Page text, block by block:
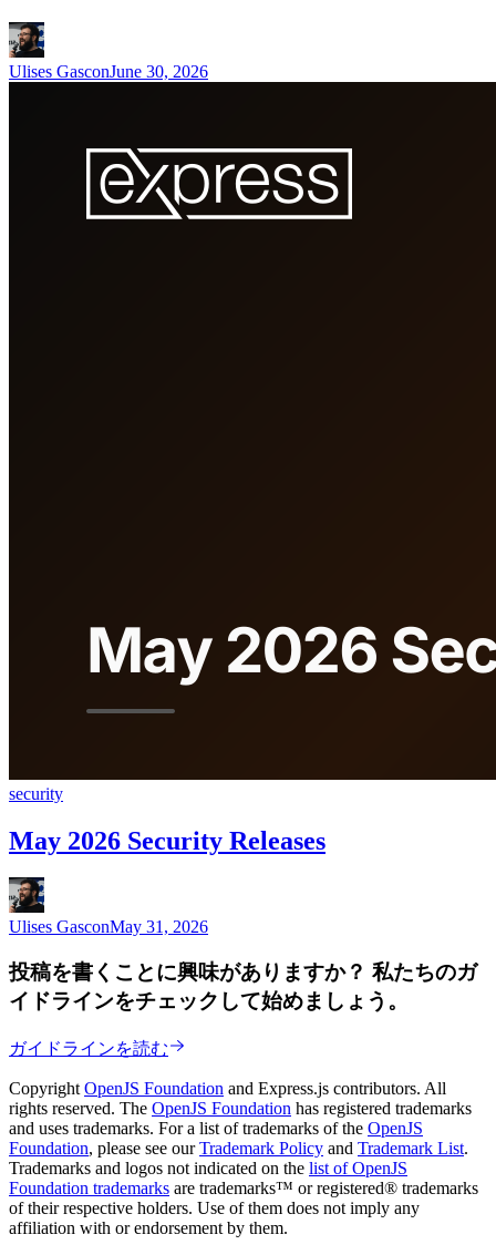
Ulises GasconJune 30, 2026
security
May 2026 Security Releases
Ulises GasconMay 31, 2026
投稿を書くことに興味がありますか？ 私たちのガ
イドラインをチェックして始めましょう。
ガイドラインを読む
Copyright OpenJS Foundation and Express.js contributors. All
rights reserved. The OpenJS Foundation has registered trademarks
and uses trademarks. For a list of trademarks of the OpenJS
Foundation, please see ourTrademark Policy and Trademark List.
Trademarks and logos not indicated on the list of OpenJS
Foundation trademarks are trademarks™ or registered® trademarks
of their respective holders. Use of them does not imply any
affiliation with or endorsement by them.